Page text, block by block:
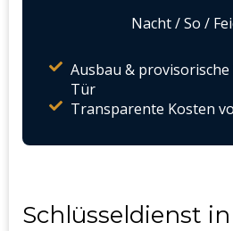
Nacht / So /
Ausbau &
Tür
Transparente Kosten
Schlüsseldienst